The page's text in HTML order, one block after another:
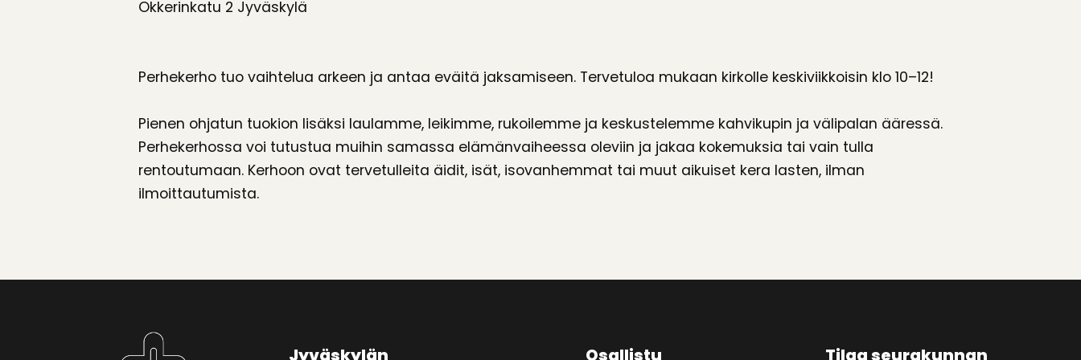
Okkerinkatu 2 Jyväskylä
Perhekerho tuo vaihtelua arkeen ja antaa eväitä jaksamiseen. Tervetuloa mukaan kirkolle keskiviikkoisin klo 10–12!
Pienen ohjatun tuokion lisäksi laulamme, leikimme, rukoilemme ja keskustelemme kahvikupin ja välipalan ääressä.
Perhekerhossa voi tutustua muihin samassa elämänvaiheessa oleviin ja jakaa kokemuksia tai vain tulla
rentoutumaan. Kerhoon ovat tervetulleita äidit, isät, isovanhemmat tai muut aikuiset kera lasten, ilman
ilmoittautumista.
Jyväskylän Osallistu Tilaa seurakunnan